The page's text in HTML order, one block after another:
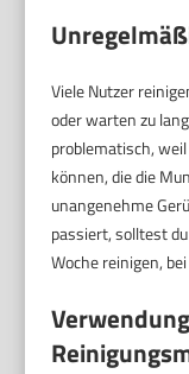
Viele Nutzer
oder warten zu
problematisch,
können, die die
unangenehme
passiert, solltest
Woche reinigen,